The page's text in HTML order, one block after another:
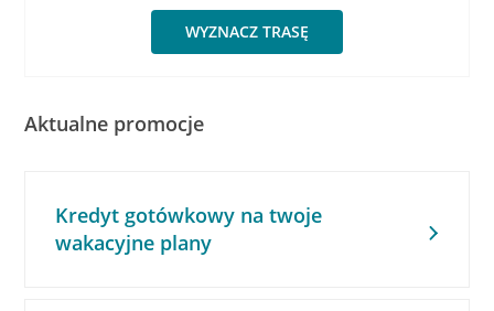
WYZNACZ TRASĘ
Aktualne promocje
Kredyt gotówkowy na twoje
wakacyjne plany